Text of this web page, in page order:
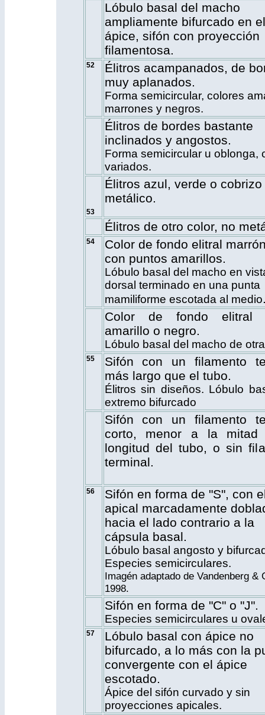
Lóbulo basal del macho
ampliamente bifurcado en el
ápice, sifón con proyección
filamentosa.
52
Élitros acampanados, de
muy aplanados.
Forma semicircular, colores
marrones y negros.
Élitros de bordes bastante
inclinados y angostos.
Forma semicircular u oblonga,
variados.
53
Élitros azul, verde o cobrizo
metálico.
Élitros de otro color, no
54
Color de fondo elitral
con puntos amarillos.
Lóbulo basal del macho en
dorsal terminado en una punta
mamiliforme escotada al medio
Color de fondo elitral
amarillo o negro.
Lóbulo basal del macho de
55
Sifón con un filamento
más largo que el tubo.
Élitros sin diseños. Lóbulo
extremo bifurcado
Sifón con un filamento
corto, menor a la
longitud del tubo, o sin
terminal.
56
Sifón en forma de "S", con
apical marcadamente
hacia el lado contrario a la
cápsula basal.
Lóbulo basal angosto y
Especies semicirculares.
Imagén adaptado de Vandenberg &
1998.
Sifón en forma de "C" o "J".
Especies semicirculares u
57
Lóbulo basal con ápice no
bifurcado, a lo más con la
convergente con el ápice
escotado.
Ápice del sifón curvado y sin
proyecciones apicales.